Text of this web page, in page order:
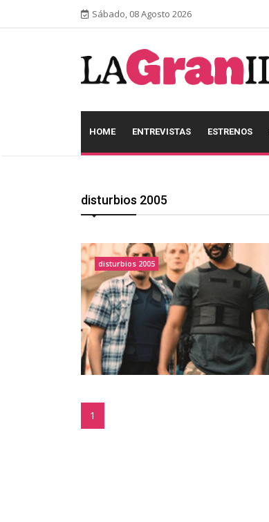
Sábado, 08 Agosto 2026
HOME ENTREVISTAS ESTRENOS
disturbios 2005
disturbios 2005
1